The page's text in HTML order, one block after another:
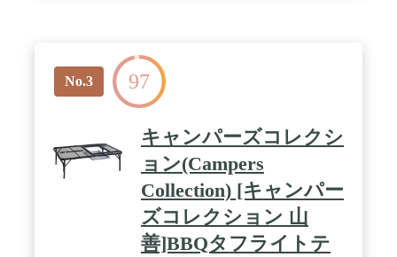
ープレイススタンド(品番:2000021888)と組み合わせ
ることで囲炉裏風のアウトドアダイニングにできま
す。 / 【サイズ】使用時サイズ：約
100×100×27（h）cm 収納時サイズ：約
100×17×11（h）cm 重量：約6kg / 【材質】ステン
レス、他
No.3 97
キャンパーズコレクシ
ョン(Campers
Collection) [キャンパー
ズコレクション 山
善]BBQタフライトテ